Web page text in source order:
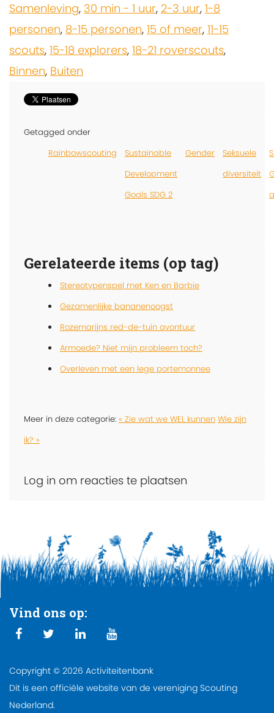
Samenleving, 30 min - 1 uur, 2-3 uur, 1-8
personen, 8-15 personen, 15 of meer, 11-15
scouts, 15-18 explorers, 18-21 roverscouts,
Binnen, Buiten
Getagged onder
Rainbowscouting
Sustainable
Development
Goals SDG 2
Gender
Seksuele
diversiteit
Gerelateerde items (op tag)
Stereotypenspel met Ken en Barbie
Gezamenlijke bananenoogst
Rozemarijns red-de-tuin avontuur
Armoede? Niet mijn probleem toch?
Overleven met een lege portemonnee
Meer in deze categorie: « Zie wat we WEL kunnen Wie zijn
ik? »
Log in om reacties te plaatsen
Vind ons op:
Copyright © 2026 Activiteitenbank
Dit is een officiële website van de vereniging Scouting
Nederland.